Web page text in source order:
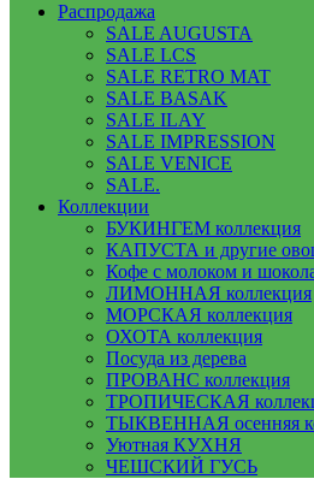
Распродажа
SALE AUGUSTA
SALE LCS
SALE RETRO MAT
SALE BASAK
SALE ILAY
SALE IMPRESSION
SALE VENICE
SALE.
Коллекции
БУКИНГЕМ коллекция
КАПУСТА и другие
Кофе с молоком и
ЛИМОННАЯ коллекция
МОРСКАЯ коллекция
ОХОТА коллекция
Посуда из дерева
ПРОВАНС коллекция
ТРОПИЧЕСКАЯ
ТЫКВЕННАЯ осенняя
Уютная КУХНЯ
ЧЕШСКИЙ ГУСЬ